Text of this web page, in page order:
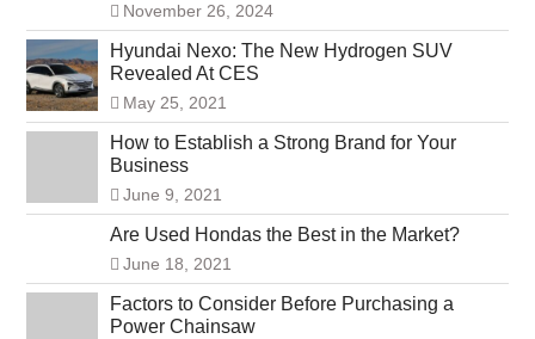
November 26, 2024
Hyundai Nexo: The New Hydrogen SUV
Revealed At CES
May 25, 2021
How to Establish a Strong Brand for Your
Business
June 9, 2021
Are Used Hondas the Best in the Market?
June 18, 2021
Factors to Consider Before Purchasing a
Power Chainsaw